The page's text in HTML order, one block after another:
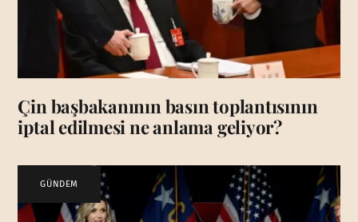
Çin başbakanının basın toplantısının
iptal edilmesi ne anlama geliyor?
GÜNDEM